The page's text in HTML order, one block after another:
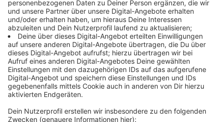
einmal Anfang März. Der Zoll hat die Funde aber erst
jetzt bekannt gegeben - aus ermittlungstaktischen
Gründen, sagt er. In beiden Lieferungen befanden sich
- statt des behaupteten Computerzubehörs -
hunderte Vakuumbeutel und Kunststoffdosen mit
Marihuana, insgesamt 218 Kilo. Das entspricht laut
Hauptzollamt Köln einem Straßenverkaufswert von
fast 5,5 Millionen Euro. Die Drogenpakete waren auf
dem Weg aus Kalifornien in den USA in die Niederlande.
Jetzt ermittelt das Hauptzollamt Essen weiter.